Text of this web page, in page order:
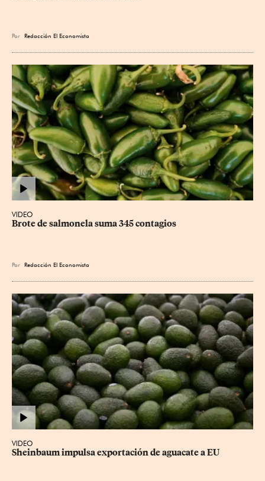
Por Redacción El Economista
VIDEO
Brote de salmonela suma 345 contagios
Por Redacción El Economista
VIDEO
Sheinbaum impulsa exportación de aguacate a EU